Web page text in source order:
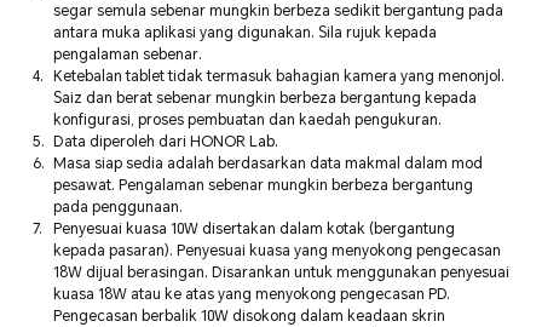
segar semula sebenar mungkin berbeza sedikit bergantung pada
antara muka aplikasi yang digunakan. Sila rujuk kepada
pengalaman sebenar.
Ketebalan tablet tidak termasuk bahagian kamera yang menonjol.
Saiz dan berat sebenar mungkin berbeza bergantung kepada
konfigurasi, proses pembuatan dan kaedah pengukuran.
Data diperoleh dari HONOR Lab.
Masa siap sedia adalah berdasarkan data makmal dalam mod
pesawat. Pengalaman sebenar mungkin berbeza bergantung
pada penggunaan.
Penyesuai kuasa 10W disertakan dalam kotak (bergantung
kepada pasaran). Penyesuai kuasa yang menyokong pengecasan
18W dijual berasingan. Disarankan untuk menggunakan penyesuai
kuasa 18W atau ke atas yang menyokong pengecasan PD.
Pengecasan berbalik 10W disokong dalam keadaan skrin